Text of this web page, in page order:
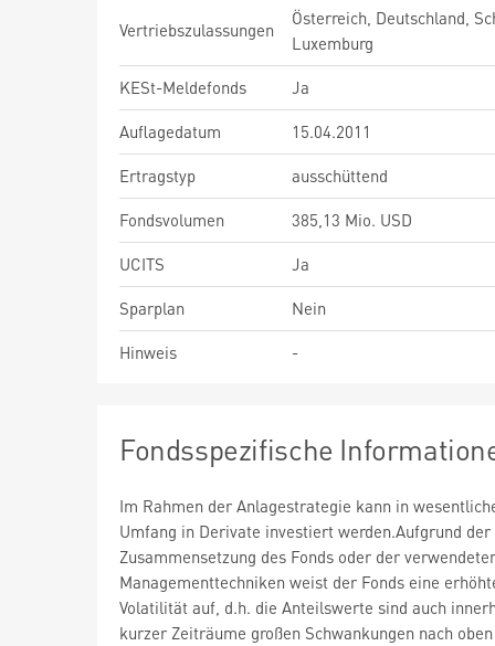
Vertriebszulassungen
Österreich, Deutschland,
Luxemburg
KESt-Meldefonds
Ja
Auflagedatum
15.04.2011
Ertragstyp
ausschüttend
Fondsvolumen
385,13 Mio. USD
UCITS
Ja
Sparplan
Nein
Hinweis
-
Fondsspezifische
Im Rahmen der Anlagestrategie kann in
Umfang in Derivate investiert werden.Aufgrund der
Zusammensetzung des Fonds oder der
Managementtechniken weist der Fonds eine
Volatilität auf, d.h. die Anteilswerte sind auch
kurzer Zeiträume großen Schwankungen nach